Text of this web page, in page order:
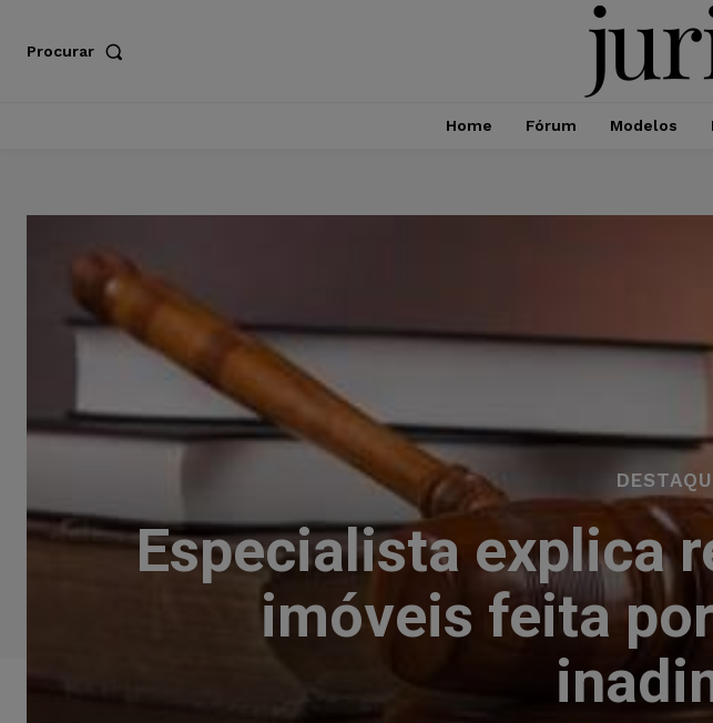
Procurar
Home Fórum Modelos
Especialista explica
imóveis feita